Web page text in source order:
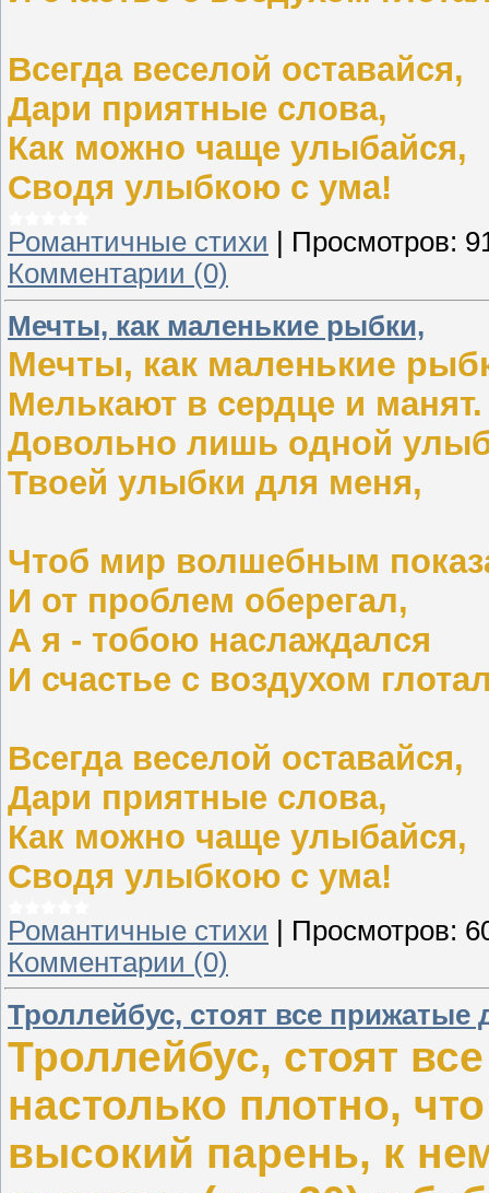
Всегда веселой оставайся,
Дари приятные слова,
Как можно чаще улыбайся,
Сводя улыбкою с ума!
Романтичные стихи Просмотров:
Комментарии (0)
Мечты, как маленькие рыбки,
Мечты, как маленькие
Мелькают в сердце и манят.
Довольно лишь одной
Твоей улыбки для меня,
Чтоб мир волшебным
И от проблем оберегал,
А я - тобою наслаждался
И счастье с воздухом
Всегда веселой оставайся,
Дари приятные слова,
Как можно чаще улыбайся,
Сводя улыбкою с ума!
Романтичные стихи Просмотров:
Комментарии (0)
Троллейбус, стоят все прижатые
Троллейбус, стоят
настолько плотно,
высокий парень, к